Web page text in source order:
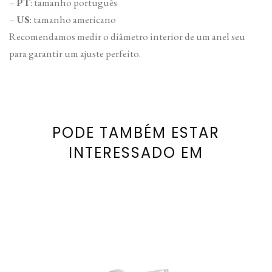
–US: tamanho americano
Recomendamos medir o diâmetro interior de um anel seu
para garantir um ajuste perfeito.
PODE TAMBÉM ESTAR
INTERESSADO EM